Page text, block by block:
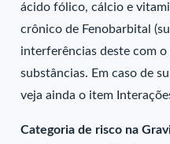
ácido fólico, cálcio e
crônico de Fenobarbital
interferências deste com o
substâncias. Em caso de
veja ainda o item
Categoria de risco na